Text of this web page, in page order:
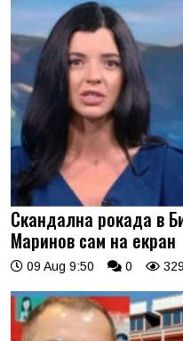
Скандална рокада в
Маринов сам на екран
09 Aug 9:50 0 329